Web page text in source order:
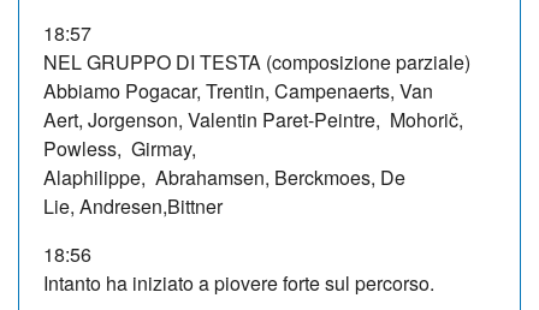
18:57
NEL GRUPPO DI TESTA (composizione parziale)
Abbiamo Pogacar, Trentin, Campenaerts, Van
Aert, Jorgenson, Valentin Paret-Peintre, Mohorič,
Powless, Girmay,
Alaphilippe, Abrahamsen, Berckmoes, De
Lie, Andresen,Bittner
18:56
Intanto ha iniziato a piovere forte sul percorso.